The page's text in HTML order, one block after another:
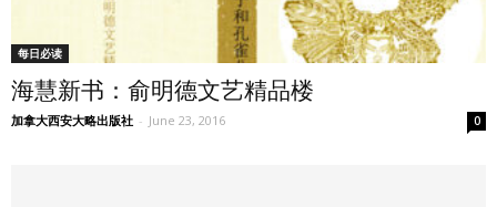
每日必读
海慧新书：俞明德文艺精品楼
加拿大西安大略出版社 - June 23, 2016 0